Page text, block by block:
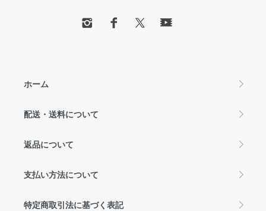
ホーム
配送・送料について
返品について
支払い方法について
特定商取引法に基づく表記